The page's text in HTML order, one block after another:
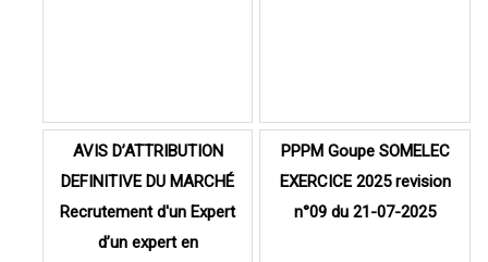
PPPM Goupe SOMELEC
EXERCICE 2025 revision
n°09 du 21-07-2025
AVIS D’ATTRIBUTION
DEFINITIVE DU MARCHÉ
Recrutement d'un Expert
d’un expert en